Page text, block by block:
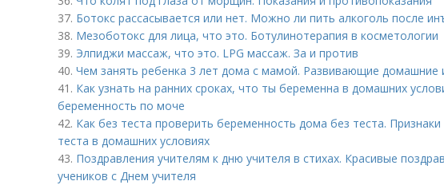
37. Ботокс рассасывается или нет. Можно ли пить алкоголь после
38. Мезоботокс для лица, что это. Ботулинотерапия в косметологии
39. Элпиджи массаж, что это. LPG массаж. За и против
40. Чем занять ребенка 3 лет дома с мамой. Развивающие домашние
41. Как узнать на ранних сроках, что ты беременна в домашних
беременность по моче
42. Как без теста проверить беременность дома без теста.
теста в домашних условиях
43. Поздравления учителям к дню учителя в стихах. Красивые
учеников с Днем учителя